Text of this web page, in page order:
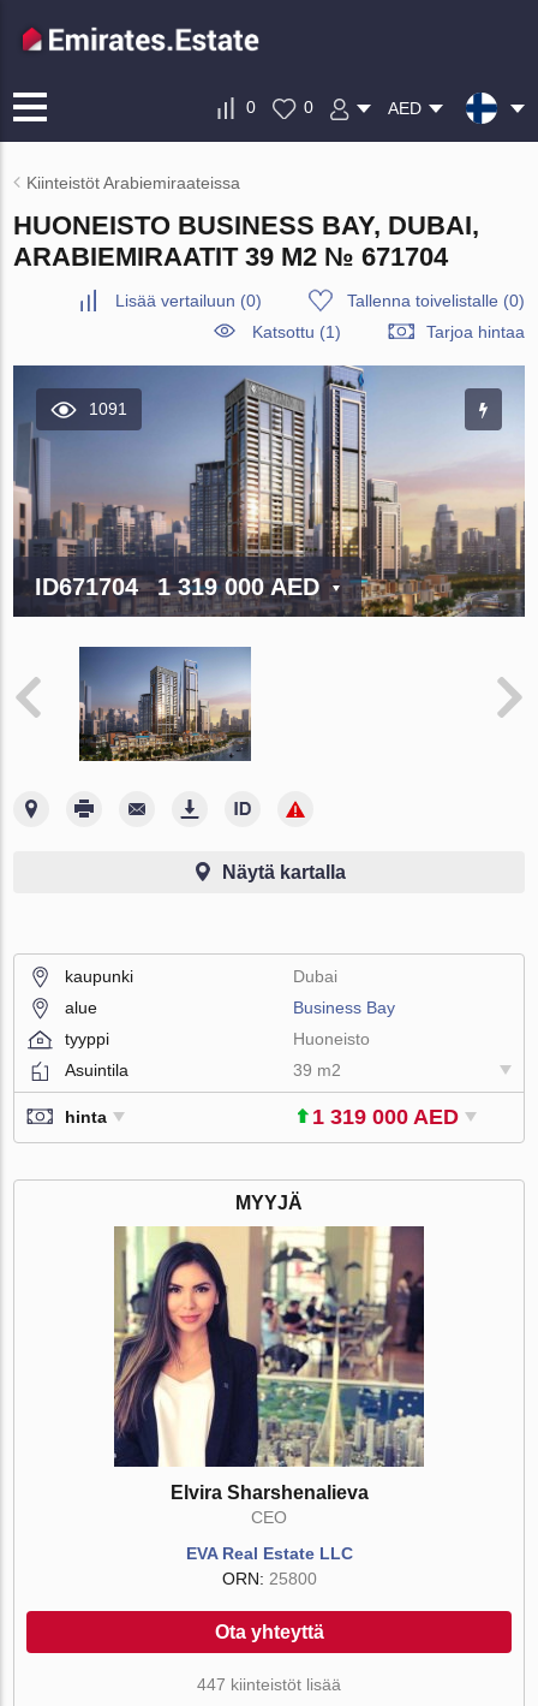
0 0 AED
Kiinteistöt Arabiemiraateissa
HUONEISTO BUSINESS BAY, DUBAI,
ARABIEMIRAATIT 39 M2 № 671704
Lisää vertailuun (0) Tallenna toivelistalle (0)
Katsottu (1)
Tarjoa hintaa
1091
ID671704 1 319 000 AED
Näytä kartalla
kaupunki
Dubai
alue
Business Bay
tyyppi
Huoneisto
Asuintila
39 m2
hinta 1 319 000 AED
MYYJÄ
Elvira Sharshenalieva
CEO
EVA Real Estate LLC
ORN: 25800
Ota yhteyttä
447 kiinteistöt lisää